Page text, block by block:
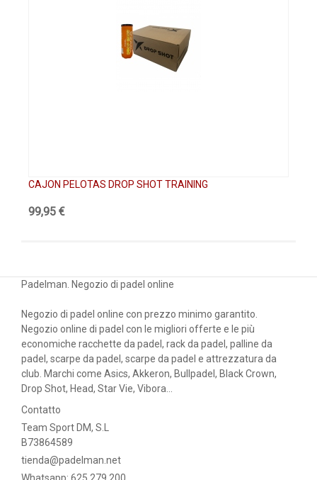
CAJON PELOTAS DROP SHOT TRAINING
99,95 €
Padelman. Negozio di padel online
Negozio di padel online con prezzo minimo garantito.
Negozio online di padel con le migliori offerte e le più
economiche racchette da padel, rack da padel, palline da
padel, scarpe da padel, scarpe da padel e attrezzatura da
club. Marchi come Asics, Akkeron, Bullpadel, Black Crown,
Drop Shot, Head, Star Vie, Vibora...
Contatto
Team Sport DM, S.L
B73864589
tienda@padelman.net
Whatsapp: 625 279 200